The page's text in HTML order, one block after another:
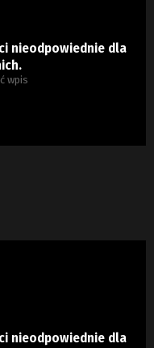
nieodpowiednie dla
wpis
nieodpowiednie dla